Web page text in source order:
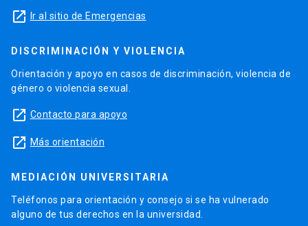
launch Ir al sitio de Emergencias
DISCRIMINACIÓN Y VIOLENCIA
Orientación y apoyo en casos de discriminación, violencia de
género o violencia sexual.
launch Contacto para apoyo
launch Más orientación
MEDIACIÓN UNIVERSITARIA
Teléfonos para orientación y consejo si se ha vulnerado
alguno de tus derechos en la universidad.